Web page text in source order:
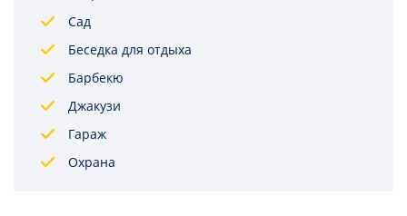
Сад
Беседка для отдыха
Барбекю
Джакузи
Гараж
Охрана